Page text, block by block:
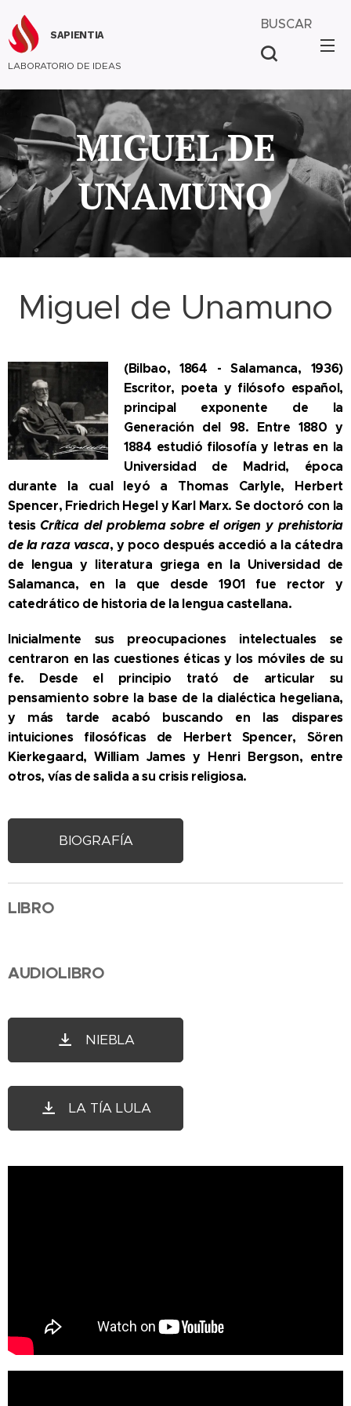
SAPIENTIA
LABORATORIO DE IDEAS
BUSCAR
MIGUEL DE
UNAMUNO
Miguel de Unamuno
(Bilbao, 1864 - Salamanca, 1936)
Escritor, poeta y filósofo español,
principal exponente de la
Generación del 98. Entre 1880 y
1884 estudió filosofía y letras en la
Universidad de Madrid, época
durante la cual leyó a Thomas Carlyle, Herbert
Spencer, Friedrich Hegel y Karl Marx. Se doctoró con la
tesis Crítica del problema sobre el origen y prehistoria
de la raza vasca, y poco después accedió a la cátedra
de lengua y literatura griega en la Universidad de
Salamanca, en la que desde 1901 fue rector y
catedrático de historia de la lengua castellana.
Inicialmente sus preocupaciones intelectuales se
centraron en las cuestiones éticas y los móviles de su
fe. Desde el principio trató de articular su
pensamiento sobre la base de la dialéctica hegeliana,
y más tarde acabó buscando en las dispares
intuiciones filosóficas de Herbert Spencer, Sören
Kierkegaard, William James y Henri Bergson, entre
otros, vías de salida a su crisis religiosa.
BIOGRAFÍA
LIBRO
AUDIOLIBRO
NIEBLA
LA TÍA LULA